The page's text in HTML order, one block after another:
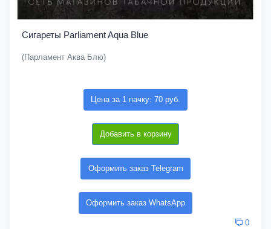
Сигареты Parliament Aqua Blue
(Парламент Аква Блю)
Цена за 1 пачку: 70 руб.
Добавить в корзину
Оформить заказ Telegram
Оформить заказ WhatsApp
0